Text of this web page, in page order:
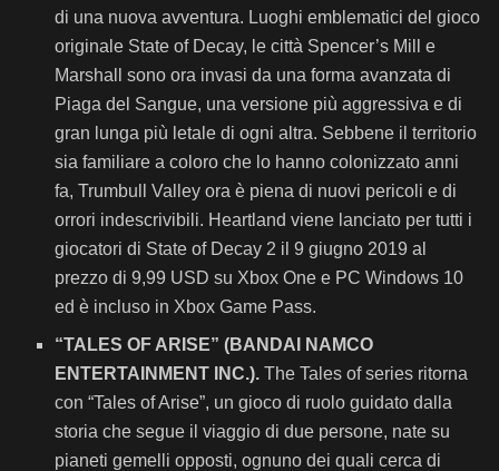
di una nuova avventura. Luoghi emblematici del gioco
originale State of Decay, le città Spencer’s Mill e
Marshall sono ora invasi da una forma avanzata di
Piaga del Sangue, una versione più aggressiva e di
gran lunga più letale di ogni altra. Sebbene il territorio
sia familiare a coloro che lo hanno colonizzato anni
fa, Trumbull Valley ora è piena di nuovi pericoli e di
orrori indescrivibili. Heartland viene lanciato per tutti i
giocatori di State of Decay 2 il 9 giugno 2019 al
prezzo di 9,99 USD su Xbox One e PC Windows 10
ed è incluso in Xbox Game Pass.
“TALES OF ARISE” (BANDAI NAMCO
ENTERTAINMENT INC.).The Tales of series ritorna
con “Tales of Arise”, un gioco di ruolo guidato dalla
storia che segue il viaggio di due persone, nate su
pianeti gemelli opposti, ognuno dei quali cerca di